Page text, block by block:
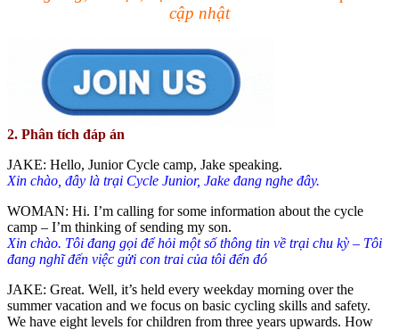
cập nhật
2. Phân tích đáp án
JAKE: Hello, Junior Cycle camp, Jake speaking.
Xin chào, đây là trại Cycle Junior, Jake đang nghe đây.
WOMAN: Hi. I’m calling for some information about the cycle
camp – I’m thinking of sending my son.
Xin chào. Tôi đang gọi để hỏi một số thông tin về trại chu kỳ – Tôi
đang nghĩ đến việc gửi con trai của tôi đến đó
JAKE: Great. Well, it’s held every weekday morning over the
summer vacation and we focus on basic cycling skills and safety.
We have eight levels for children from three years upwards. How